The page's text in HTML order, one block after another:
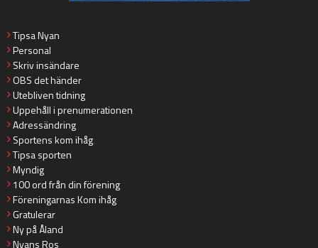
Tipsa Nyan
Personal
Skriv insändare
OBS det händer
Utebliven tidning
Uppehåll i prenumerationen
Adressändring
Sportens kom ihåg
Tipsa sporten
Myndig
100 ord från din förening
Föreningarnas Kom ihåg
Gratulerar
Ny på Åland
Nyans Ros